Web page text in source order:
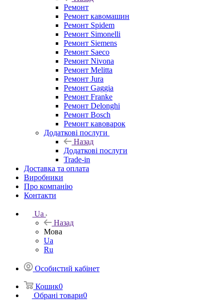
Ремонт
Ремонт кавомашин
Ремонт Spidem
Ремонт Simonelli
Ремонт Siemens
Ремонт Saeco
Ремонт Nivona
Ремонт Melitta
Ремонт Jura
Ремонт Gaggia
Ремонт Franke
Ремонт Delonghi
Ремонт Bosch
Ремонт кавоварок
Додаткові послуги
Назад
Додаткові послуги
Trade-in
Доставка та оплата
Виробники
Про компанію
Контакти
Ua
Назад
Мова
Ua
Ru
Особистий кабінет
Кошик0
Обрані товари0